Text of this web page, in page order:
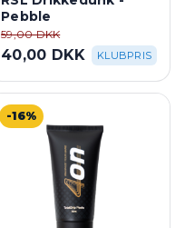
Pebble
59,00 DKK
40,00 DKK KLUBPRIS
-16%